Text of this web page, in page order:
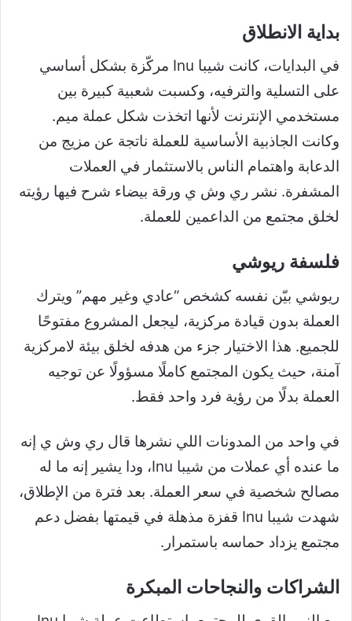
بداية الانطلاق
في البدايات، كانت شيبا Inu مركّزة بشكل أساسي
على التسلية والترفيه، وكسبت شعبية كبيرة بين
مستخدمي الإنترنت لأنها اتخذت شكل عملة ميم.
وكانت الجاذبية الأساسية للعملة ناتجة عن مزيج من
الدعابة واهتمام الناس بالاستثمار في العملات
المشفرة. نشر ري وش ي ورقة بيضاء شرح فيها رؤيته
لخلق مجتمع من الداعمين للعملة.
فلسفة ريوشي
ريوشي بيّن نفسه كشخص “عادي وغير مهم” ويترك
العملة بدون قيادة مركزية، ليجعل المشروع مفتوحًا
للجميع. هذا الاختيار جزء من هدفه لخلق بيئة لامركزية
آمنة، حيث يكون المجتمع كاملًا مسؤولًا عن توجيه
العملة بدلًا من رؤية فرد واحد فقط.
في واحد من المدونات اللي نشرها قال ري وش ي إنه
ما عنده أي عملات من شيبا Inu، ودا يشير إنه ما له
مصالح شخصية في سعر العملة. بعد فترة من الإطلاق،
شهدت شيبا Inu قفزة مذهلة في قيمتها بفضل دعم
مجتمع يزداد حماسه باستمرار.
الشراكات والنجاحات المبكرة